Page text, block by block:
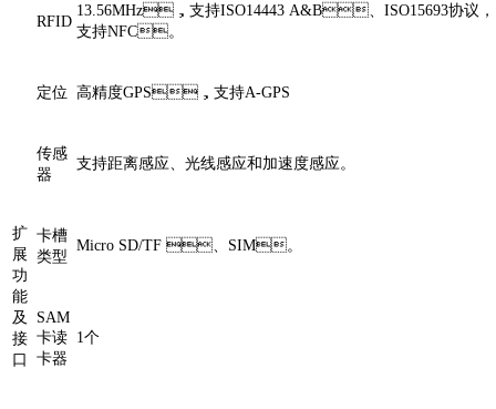
扩
展
功
能
及
接
口
RFID
13.56MHz，支持ISO14443 A&B、ISO15693协议，
支持NFC。
定位 高精度GPS，支持A-GPS
传感
器
支持距离感应、光线感应和加速度感应。
卡槽
类型
Micro SD/TF 、SIM。
SAM
卡读
卡器
1个